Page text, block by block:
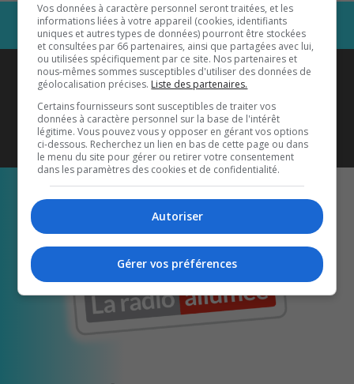
Coyote New Countryest diffusé
également sur1033 HD2
Écoutez-nous aussi sur…
Vos données à caractère personnel seront traitées, et les
informations liées à votre appareil (cookies, identifiants
uniques et autres types de données) pourront être stockées
et consultées par 66 partenaires, ainsi que partagées avec lui,
ou utilisées spécifiquement par ce site. Nos partenaires et
nous-mêmes sommes susceptibles d'utiliser des données de
géolocalisation précises. Liste des partenaires.
Certains fournisseurs sont susceptibles de traiter vos
données à caractère personnel sur la base de l'intérêt
légitime. Vous pouvez vous y opposer en gérant vos options
ci-dessous. Recherchez un lien en bas de cette page ou dans
le menu du site pour gérer ou retirer votre consentement
dans les paramètres des cookies et de confidentialité.
Autoriser
Gérer vos préférences